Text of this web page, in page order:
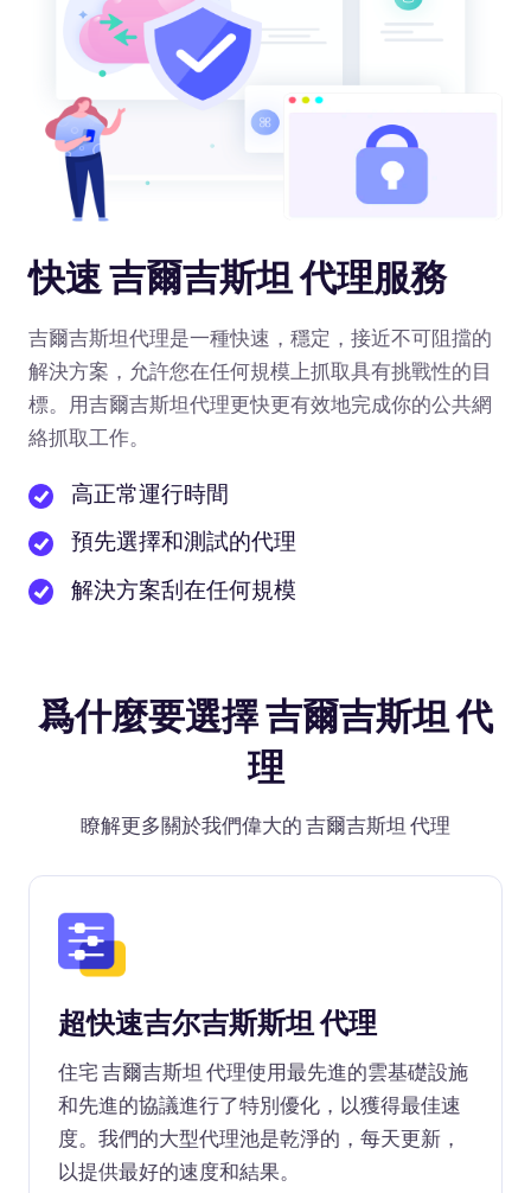
快速 吉爾吉斯坦 代理服務
吉爾吉斯坦代理是一種快速，穩定，接近不可阻擋的
解決方案，允許您在任何規模上抓取具有挑戰性的目
標。用吉爾吉斯坦代理更快更有效地完成你的公共網
絡抓取工作。
高正常運行時間
預先選擇和測試的代理
解決方案刮在任何規模
爲什麼要選擇 吉爾吉斯坦 代
理
瞭解更多關於我們偉大的 吉爾吉斯坦 代理
超快速吉尔吉斯斯坦 代理
住宅 吉爾吉斯坦 代理使用最先進的雲基礎設施
和先進的協議進行了特別優化，以獲得最佳速
度。我們的大型代理池是乾淨的，每天更新，
以提供最好的速度和結果。